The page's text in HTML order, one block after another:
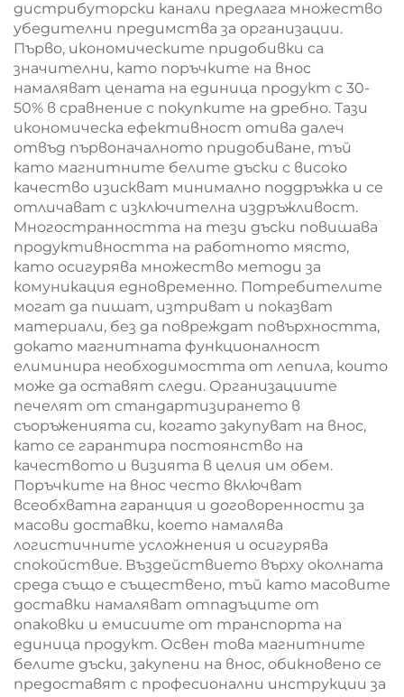
дистрибуторски канали предлага множество
убедителни предимства за организации.
Първо, икономическите придобивки са
значителни, като поръчките на внос
намаляват цената на единица продукт с 30-
50% в сравнение с покупките на дребно. Тази
икономическа ефективност отива далеч
отвъд първоначалното придобиване, тъй
като магнитните белите дъски с високо
качество изискват минимално поддръжка и се
отличават с изключителна издръжливост.
Многостранността на тези дъски повишава
продуктивността на работното място,
като осигурява множество методи за
комуникация едновременно. Потребителите
могат да пишат, изтриват и показват
материали, без да повреждат повърхността,
докато магнитната функционалност
елиминира необходимостта от лепила, които
може да оставят следи. Организациите
печелят от стандартизирането в
съоръженията си, когато закупуват на внос,
като се гарантира постоянство на
качеството и визията в целия им обем.
Поръчките на внос често включват
всеобхватна гаранция и договоренности за
масови доставки, което намалява
логистичните усложнения и осигурява
спокойствие. Въздействието върху околната
среда също е съществено, тъй като масовите
доставки намаляват отпадъците от
опаковки и емисиите от транспорта на
единица продукт. Освен това магнитните
белите дъски, закупени на внос, обикновено се
предоставят с професионални инструкции за